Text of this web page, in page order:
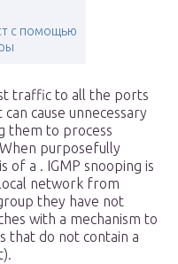
с помощью
traffic to all the ports
cause unnecessary
them to process
purposefully
of a . IGMP snooping is
network from
they have not
with a mechanism to
that do not contain a